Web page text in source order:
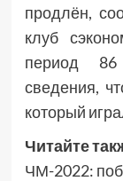
продлён,
клуб
период
сведения,
который
Читайте
ЧМ-2022: